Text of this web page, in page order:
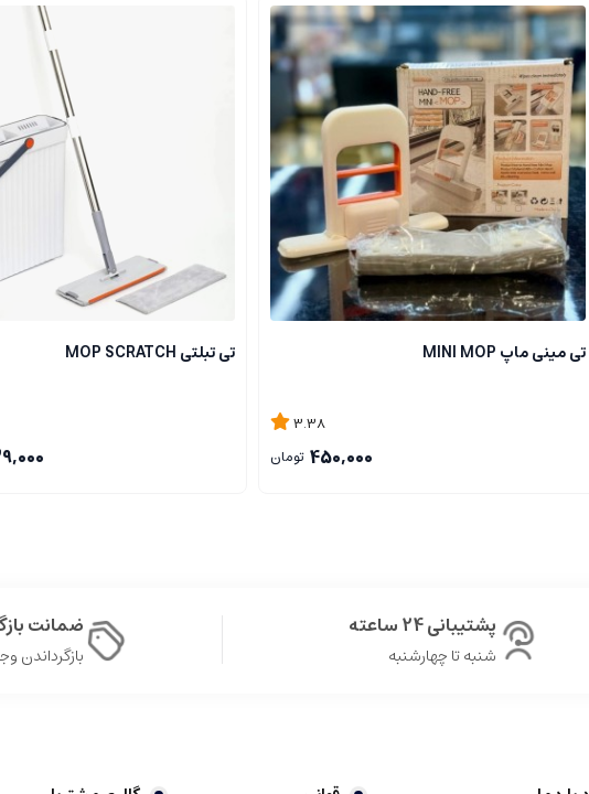
تی مینی ماپ MINI MOP
3.38
450,000 تومان
تی تبلتی MOP SCRATCH
پشتیبانی 24 ساعته
شنبه تا چهارشنبه
ضمانت
بازگرداندن وجه